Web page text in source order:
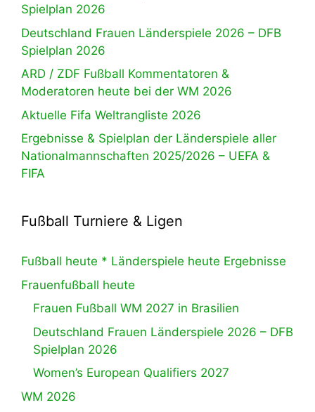
Spielplan 2026
Deutschland Frauen Länderspiele 2026 – DFB
Spielplan 2026
ARD / ZDF Fußball Kommentatoren &
Moderatoren heute bei der WM 2026
Aktuelle Fifa Weltrangliste 2026
Ergebnisse & Spielplan der Länderspiele aller
Nationalmannschaften 2025/2026 – UEFA &
FIFA
Fußball Turniere & Ligen
Fußball heute * Länderspiele heute Ergebnisse
Frauenfußball heute
Frauen Fußball WM 2027 in Brasilien
Deutschland Frauen Länderspiele 2026 – DFB
Spielplan 2026
Women’s European Qualifiers 2027
WM 2026